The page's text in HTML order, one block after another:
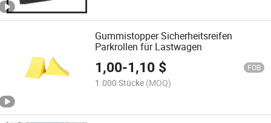
Gummistopper Sicherheitsreifen
Parkrollen für Lastwagen
1,00-1,10 $ FOB
1.000 Stücke (MOQ)